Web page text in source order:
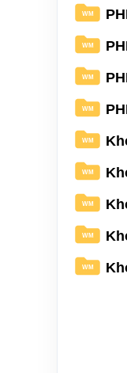
WM
WM
WM
WM
WM
WM
WM
WM
WM